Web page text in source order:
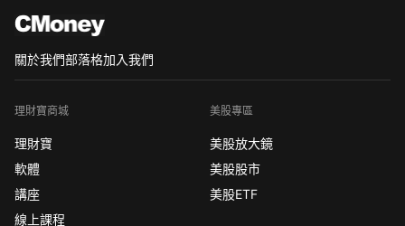
關於我們部落格加入我們
理財寶商城
理財寶
軟體
講座
線上課程
美股專區
美股放大鏡
美股股市
美股ETF